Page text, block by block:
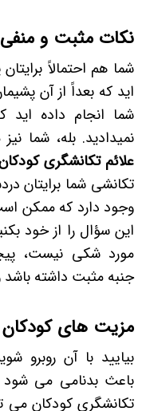
نکات مثبت و
شما هم احتمالاً
اید که بعداً از آن
شما انجام داده
نمیدادید. بله، شما
علائم تکانشگری
تکانشی شما برایتان
وجود دارد که ممکن
این سؤال را از خود
مورد شکی نیست،
جنبه مثبت داشته
مزیت های کودکان
بیایید با آن روبرو
باعث بدنامی می
تکانشگری کودکان